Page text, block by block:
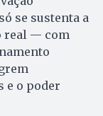
se sustenta a
real — com
e o poder